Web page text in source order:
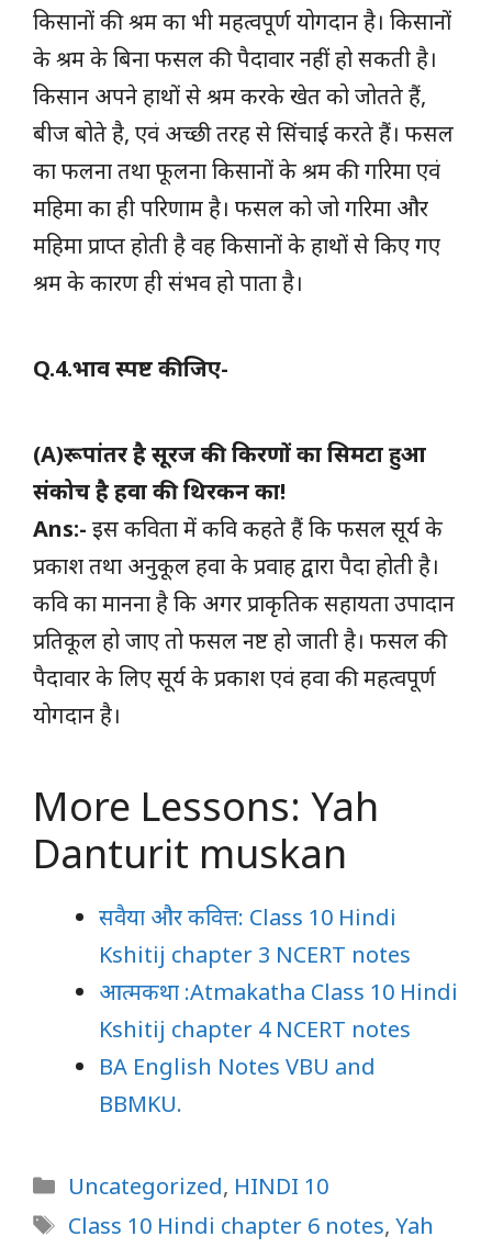
किसानों की श्रम का भी महत्वपूर्ण योगदान है। किसानों
के श्रम के बिना फसल की पैदावार नहीं हो सकती है।
किसान अपने हाथों से श्रम करके खेत को जोतते हैं,
बीज बोते है, एवं अच्छी तरह से सिंचाई करते हैं। फसल
का फलना तथा फूलना किसानों के श्रम की गरिमा एवं
महिमा का ही परिणाम है। फसल को जो गरिमा और
महिमा प्राप्त होती है वह किसानों के हाथों से किए गए
श्रम के कारण ही संभव हो पाता है।
Q.4.भाव स्पष्ट कीजिए-
(A)रूपांतर है सूरज की किरणों का सिमटा हुआ
संकोच है हवा की थिरकन का!
Ans:- इस कविता में कवि कहते हैं कि फसल सूर्य के
प्रकाश तथा अनुकूल हवा के प्रवाह द्वारा पैदा होती है।
कवि का मानना है कि अगर प्राकृतिक सहायता उपादान
प्रतिकूल हो जाए तो फसल नष्ट हो जाती है। फसल की
पैदावार के लिए सूर्य के प्रकाश एवं हवा की महत्वपूर्ण
योगदान है।
More Lessons: Yah
Danturit muskan
सवैया और कवित्त: Class 10 Hindi
Kshitij chapter 3 NCERT notes
आत्मकथा :Atmakatha Class 10 Hindi
Kshitij chapter 4 NCERT notes
BA English Notes VBU and
BBMKU.
Categories
Uncategorized, HINDI 10
Tags
Class 10 Hindi chapter 6 notes, Yah